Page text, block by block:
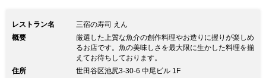
レストラン名
三宿の寿司 えん
概要
厳選した上質な魚介の創作料理やお造りに握りが楽しめ
るお店です。魚の美味しさを最大限に生かした料理を揃
えてお待ちしております。
住所
世田谷区池尻3-30-6 中尾ビル 1F